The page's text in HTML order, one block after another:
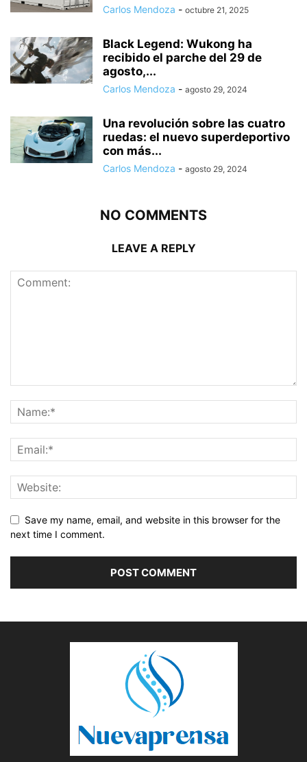
Carlos Mendoza - octubre 21, 2025
Black Legend: Wukong ha
recibido el parche del 29 de
agosto,...
Carlos Mendoza - agosto 29, 2024
Una revolución sobre las cuatro
ruedas: el nuevo superdeportivo
con más...
Carlos Mendoza - agosto 29, 2024
NO COMMENTS
LEAVE A REPLY
Save my name, email, and website in this browser for the
next time I comment.